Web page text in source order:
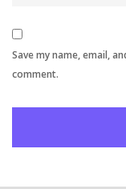
Save my name, email,
comment.